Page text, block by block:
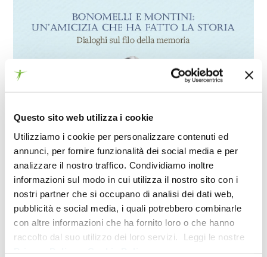
Questo sito web utilizza i cookie
Utilizziamo i cookie per personalizzare contenuti ed
annunci, per fornire funzionalità dei social media e per
analizzare il nostro traffico. Condividiamo inoltre
informazioni sul modo in cui utilizza il nostro sito con i
nostri partner che si occupano di analisi dei dati web,
pubblicità e social media, i quali potrebbero combinarle
con altre informazioni che ha fornito loro o che hanno
raccolto dal suo utilizzo dei loro servizi. Leggi le nostre
4 NOVEMBRE 2017
04/11/2017 Rovato (Bs)– Siamo lieti di invitarVi
al convegno“Bonomelli e Montini: un’amicizia
che ha fatto la storia – Dialoghi sul filo della